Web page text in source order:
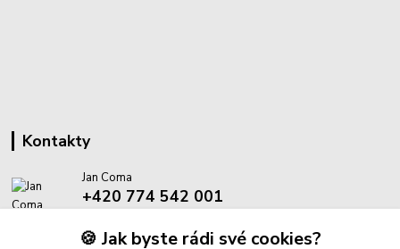
Kontakty
Jan Coma
+420 774 542 001
🍪 Jak byste rádi své cookies?